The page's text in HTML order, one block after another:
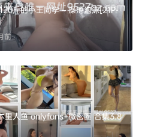
斤的小王同学 – 澡池泡沫[21P-
前
里人鱼 onlyfans+微密圈 合集3.8